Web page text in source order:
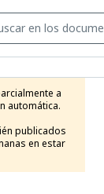
a
automática.
publicados
en estar